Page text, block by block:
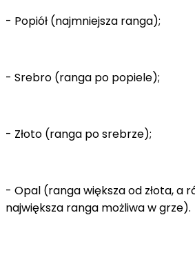
- Popiół (najmniejsza ranga);
- Srebro (ranga po popiele);
- Złoto (ranga po srebrze);
- Opal (ranga większa od złota, a
największa ranga możliwa w grze).